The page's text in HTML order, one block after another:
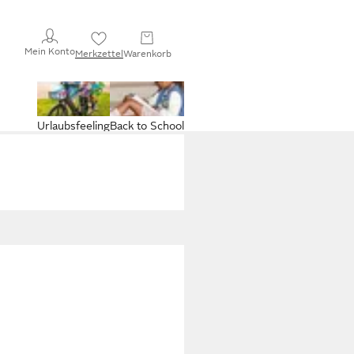
Mein KontoMerkzettelWarenkorb
Back to School
Urlaubsfeeling